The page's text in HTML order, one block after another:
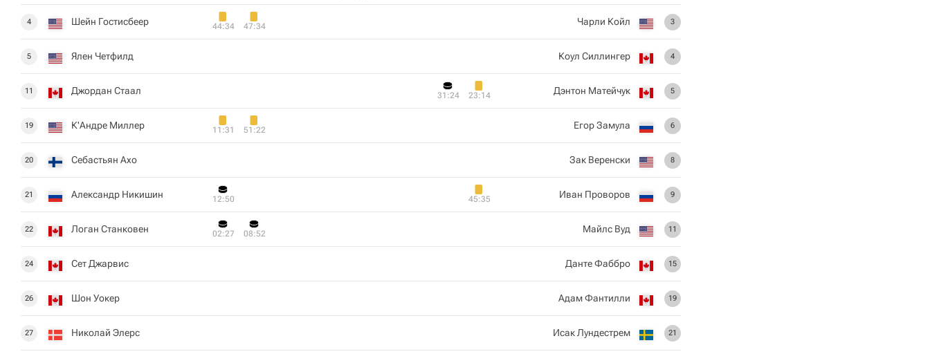
4 Шейн Гостисбеер 44:34 47:34
5 Ялен Четфилд
11 Джордан Стаал
19 К'Андре Миллер 11:31 51:22
20 Себастьян Ахо
21 Александр Никишин 12:50
22 Логан Станковен 02:27 08:52
24 Сет Джарвис
26 Шон Уокер
27 Николай Элерс
3
Чарли Койл
4
Коул Силлингер
5
Дэнтон Матейчук
23:14
31:24
6
Егор Замула
8
Зак Веренски
9
Иван Проворов
45:35
11
Майлс Вуд
15
Данте Фаббро
19
Адам Фантилли
21
Исак Лундестрем